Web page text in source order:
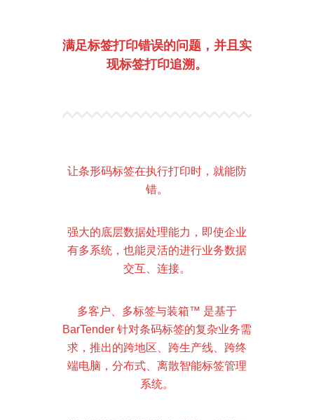
满足标签打印错误的问题，并且实
现标签打印追溯。
让条形码标签在执行打印时，就能防
错。
强大的底层数据处理能力，即使企业
有多系统，也能灵活的进行业务数据
交互、连接。
多客户、多标签与装箱™ 是基于
BarTender 针对条码标签的复杂业务需
求， 推出的跨地区、跨生产线、跨终
端电脑，分布式、离散智能标签管理
系统。